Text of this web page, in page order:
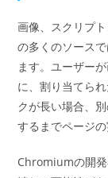
画像、スクリプ
の多くのソース
ます。ユーザー
に、割り当てら
クが長い場合、
するまでページ
Chromiumの開